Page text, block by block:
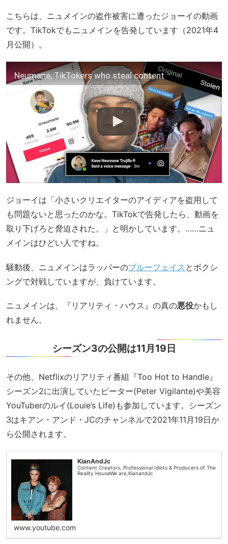
こちらは、ニュメインの盗作被害に遭ったジョーイの動画
です。TikTokでもニュメインを告発しています（2021年4
月公開）。
Neumane, TikTokers who steal content
ジョーイは「小さいクリエイターのアイディアを盗用して
も問題ないと思ったのかな。TikTokで告発したら、動画を
取り下げろと脅迫された。」と明かしています。……ニュ
メインはひどい人ですね。
騒動後、ニュメインはラッパーのブルーフェイス とボクシ
ングで対戦していますが、負けています。
ニュメインは、『リアリティ・ハウス』の真の悪役かもし
れません。
シーズン3の公開は11月19日
その他、Netflixのリアリティ番組『Too Hot to Handle』
シーズン2に出演していたピーター(Peter Vigilante)や美容
YouTuberのルイ(Louie’s Life)も参加しています。シーズン
3はキアン・アンド・JCのチャンネルで2021年11月19日か
ら公開されます。
KianAndJc
Content Creators, Professional Idiots & Producers of The
Reality HouseWe are,KianandJc
www.youtube.com